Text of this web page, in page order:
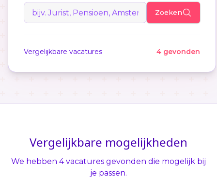
Zoeken
Vergelijkbare vacatures 4 gevonden
Vergelijkbare mogelijkheden
We hebben 4 vacatures gevonden die mogelijk bij
je passen.